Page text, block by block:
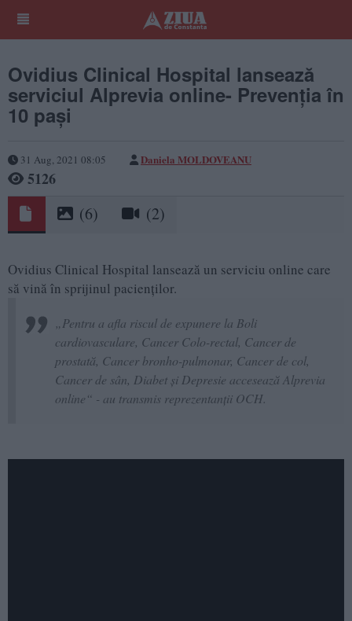
Ovidius Clinical Hospital lansează
serviciul Alprevia online- Prevenția în
10 pași
31 Aug, 2021 08:05 Daniela MOLDOVEANU
5126
(6) (2)
Ovidius Clinical Hospital lansează un serviciu online care
să vină în sprijinul pacienţilor.
„Pentru a afla riscul de expunere la Boli
cardiovasculare, Cancer Colo-rectal, Cancer de
prostată, Cancer bronho-pulmonar, Cancer de col,
Cancer de sân, Diabet și Depresie accesează Alprevia
online“ - au transmis reprezentanţii OCH.